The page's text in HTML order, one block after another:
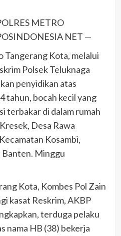
METRO
NET —
Tangerang Kota, melalui
Polsek Teluknaga
penyidikan atas
tahun, bocah kecil yang
terbakar di dalam rumah
Desa Rawa
Kosambi,
Banten. Minggu
Kota, Kombes Pol Zain
kasat Reskrim, AKBP
terduga pelaku
nama HB (38) bekerja